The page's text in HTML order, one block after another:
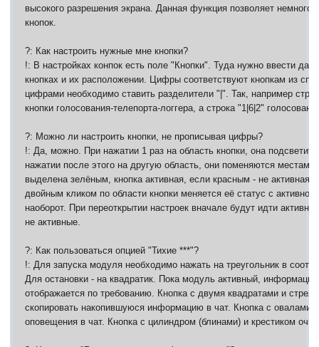
высокого разрешения экрана. Данная функция позволяет немного
кнопок.
?: Как настроить нужные мне кнопки?
!: В настройках конпок есть поле "Кнопки". Туда нужно ввести
кнопках и их расположении. Цифры соответствуют кнопкам из
цифрами необходимо ставить разделители "|". Так, например
кнопки голосования-телепорта-логгера, а строка "1|6|2"
?: Можно ли настроить кнопки, не прописывая цифры?
!: Да, можно. При нажатии 1 раз на область кнопки, она
нажатии после этого на другую область, они поменяются
выделена зелёным, кнопка активная, если красным - не активная.
двойным кликом по области кнопки меняется её статус с
наоборот. При переоткрытии настроек вначале будут идти
не активные.
?: Как пользоваться опцией "Тихие ***"?
!: Для запуска модуля необходимо нажать на треугольник в
Для остановки - на квадратик. Пока модуль активный, информация
отображается по требованию. Кнопка с двумя квадратами и
скопировать накопившуюся информацию в чат. Кнопка с овалами
оповещения в чат. Кнопка с цилиндром (блинами) и крестиком